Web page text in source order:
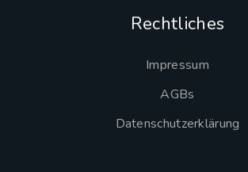
Rechtliches
Impressum
AGBs
Datenschutzerklärung